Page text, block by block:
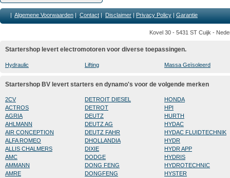
| Algemene Voorwaarden | Contact | Disclaimer | Privacy Policy | Garantie
Kovel 30 - 5431 ST Cuijk -
Startershop levert electromotoren voor diverse toepassingen.
Hydraulic Lifting Massa Geïsoleerd
Startershop BV levert starters en dynamo's voor de volgende merken
2CV
ACTROS
AGRIA
AHLMANN
AIR CONCEPTION
ALFA ROMEO
ALLIS CHALMERS
AMC
AMMANN
AMRE
DETROIT DIESEL
DETROT
DEUTZ
DEUTZ AG
DEUTZ FAHR
DHOLLANDIA
DIXIE
DODGE
DONG FENG
DONGFENG
HONDA
HPI
HURTH
HYDAC
HYDAC FLUIDTECHNIK
HYDR
HYDR APP
HYDRIS
HYDROTECHNIC
HYSTER